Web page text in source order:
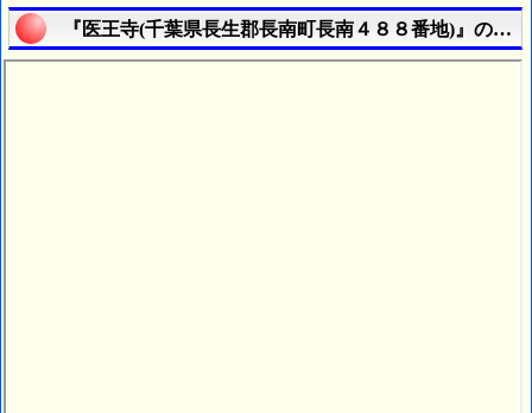
『医王寺(千葉県長生郡長南町長南４８８番地)』の航